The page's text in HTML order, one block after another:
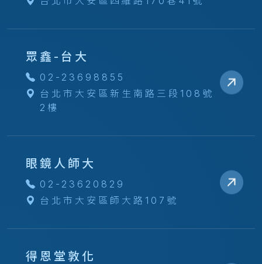
眾鑫-台大
02-23698855
台北市大安區新生南路三段108號
2樓
眼鏡人師大
02-23620829
台北市大安區師大路107號
得恩堂敦化